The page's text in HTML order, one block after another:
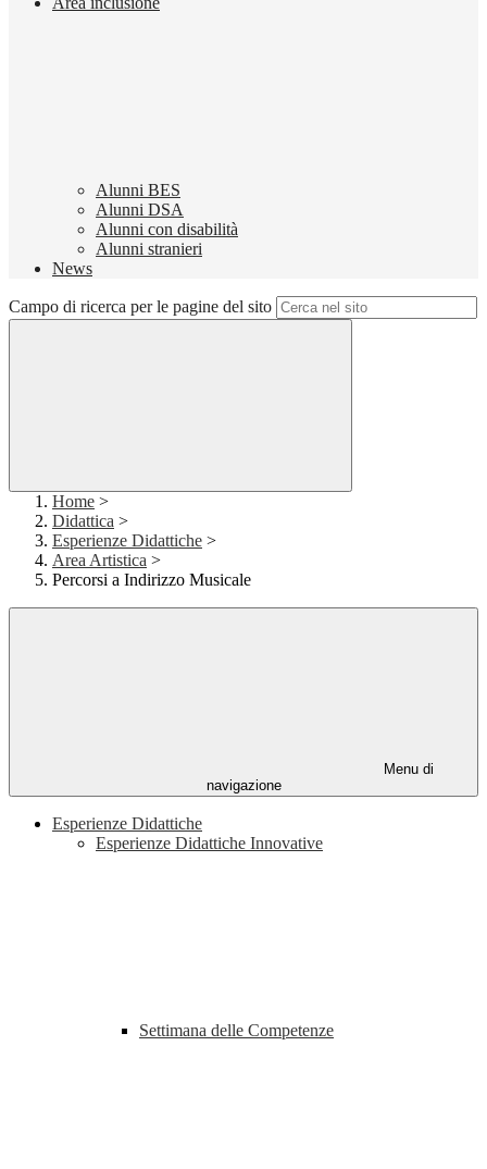
Alunni BES
Alunni DSA
Alunni con disabilità
Alunni stranieri
News
Campo di ricerca per le pagine del sito
Home >
Didattica >
Esperienze Didattiche >
Area Artistica >
Percorsi a Indirizzo Musicale
Menu di
navigazione
Esperienze Didattiche
Esperienze Didattiche Innovative
Settimana delle Competenze